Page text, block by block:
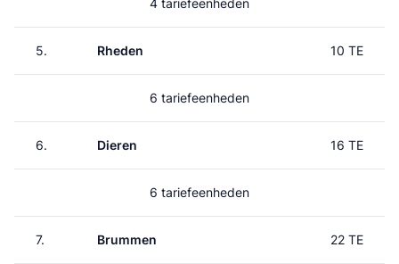
4 tariefeenheden
5. Rheden 10 TE
6 tariefeenheden
6. Dieren 16 TE
6 tariefeenheden
7. Brummen 22 TE